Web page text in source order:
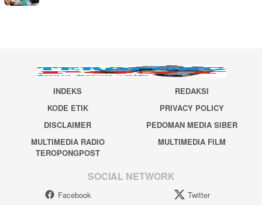
INDEKS
REDAKSI
KODE ETIK
PRIVACY POLICY
DISCLAIMER
PEDOMAN MEDIA SIBER
MULTIMEDIA RADIO
TEROPONGPOST
MULTIMEDIA FILM
SOCIAL NETWORK
Facebook Twitter